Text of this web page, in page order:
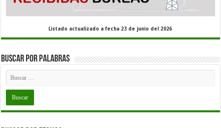
Listado actualizado a fecha 23 de junio del 2026
Buscar por palabras